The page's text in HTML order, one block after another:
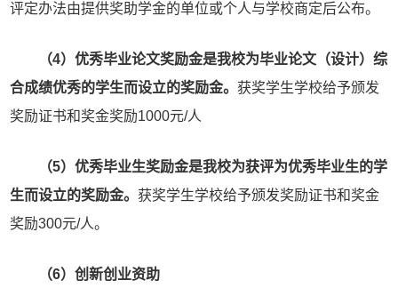
评定办法由提供奖助学金的单位或个人与学校商定后公布。
（4）优秀毕业论文奖励金是我校为毕业论文（设计）综
合成绩优秀的学生而设立的奖励金。获奖学生学校给予颁发
奖励证书和奖金奖励1000元/人
（5）优秀毕业生奖励金是我校为获评为优秀毕业生的学
生而设立的奖励金。获奖学生学校给予颁发奖励证书和奖金
奖励300元/人。
（6）创新创业资助